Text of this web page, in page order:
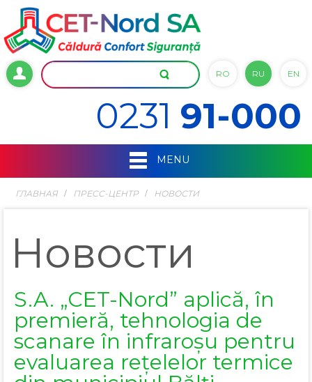
RO RU EN
0231 91-000
MENU
ГЛАВНАЯ ПРЕСС-ЦЕНТР НОВОСТИ
Новости
S.A. „CET-Nord” aplică, în
premieră, tehnologia de
scanare în infraroșu pentru
evaluarea rețelelor termice